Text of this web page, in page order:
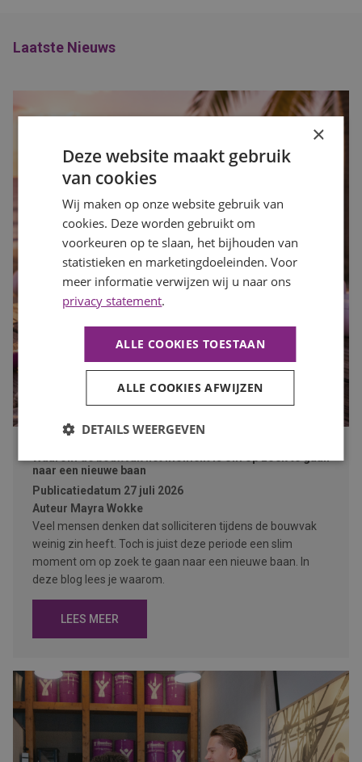
Laatste Nieuws
naar een nieuwe baan
Publicatiedatum 27 juli 2026
Auteur Mayra Wokke
Veel mensen denken dat solliciteren tijdens de bouwvak
weinig zin heeft. Toch is juist deze periode een slim
moment om op zoek te gaan naar een nieuwe baan. In
deze blog lees je waarom.
LEES MEER
×
Deze website maakt gebruik
van cookies
Wij maken op onze website gebruik van
cookies. Deze worden gebruikt om
voorkeuren op te slaan, het bijhouden van
statistieken en marketingdoeleinden. Voor
meer informatie verwijzen wij u naar ons
privacy statement.
ALLE COOKIES TOESTAAN
ALLE COOKIES AFWIJZEN
DETAILS WEERGEVEN